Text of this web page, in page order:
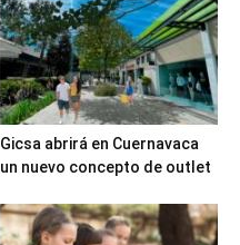
Gicsa abrirá en Cuernavaca
un nuevo concepto de outlet